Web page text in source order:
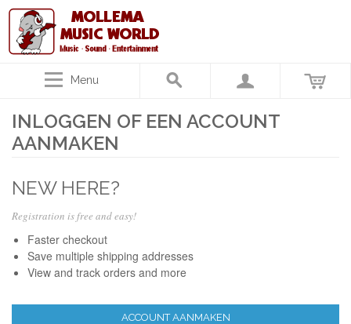
Menu
INLOGGEN OF EEN ACCOUNT
AANMAKEN
NEW HERE?
Registration is free and easy!
Faster checkout
Save multiple shipping addresses
View and track orders and more
ACCOUNT AANMAKEN